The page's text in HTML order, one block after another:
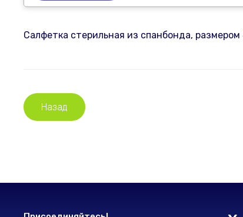
Салфетка стерильная из спанбонда, размером
Назад